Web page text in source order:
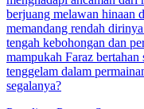
berjuang melawan hinaan
memandang rendah
tengah kebohongan dan
mampukah Faraz
tenggelam dalam
segalanya?